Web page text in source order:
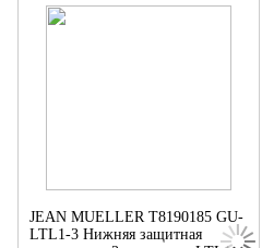
JEAN MUELLER Т8190185 GU-
LTL1-3 Нижняя защитная